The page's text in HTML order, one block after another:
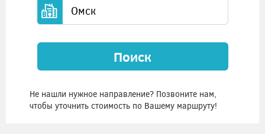
Поиск
Не нашли нужное направление? Позвоните нам,
чтобы уточнить стоимость по Вашему маршруту!